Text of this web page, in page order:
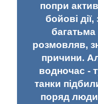
попри
бойові дії,
багатьма
розмовляв,
причини.
водночас -
танки
поряд